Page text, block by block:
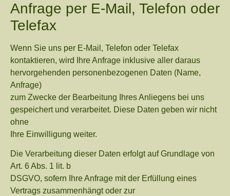
Anfrage per E-Mail, Telefon oder
Telefax
Wenn Sie uns per E-Mail, Telefon oder Telefax
kontaktieren, wird Ihre Anfrage inklusive aller daraus
hervorgehenden personenbezogenen Daten (Name,
Anfrage)
zum Zwecke der Bearbeitung Ihres Anliegens bei uns
gespeichert und verarbeitet. Diese Daten geben wir nicht
ohne
Ihre Einwilligung weiter.
Die Verarbeitung dieser Daten erfolgt auf Grundlage von
Art. 6 Abs. 1 lit. b
DSGVO, sofern Ihre Anfrage mit der Erfüllung eines
Vertrags zusammenhängt oder zur